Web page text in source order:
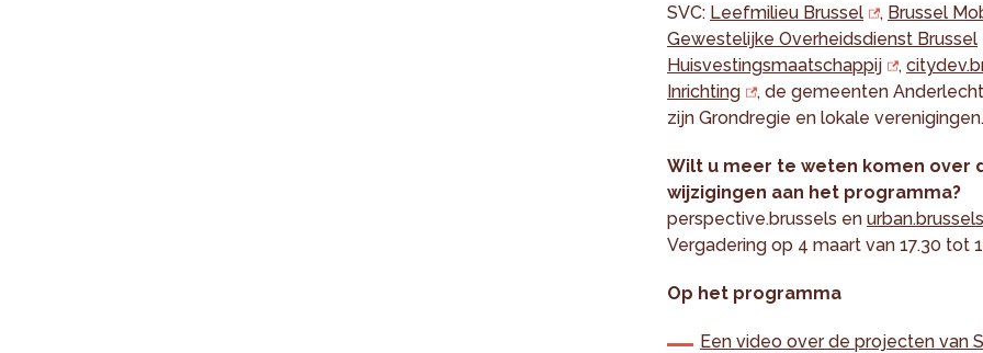
SVC: Leefmilieu Brussel , Brussel
Gewestelijke Overheidsdienst Brussel
Huisvestingsmaatschappij
,
Inrichting
, de gemeenten
zijn Grondregie en lokale
Wilt u meer te weten komen over
wijzigingen aan het programma?
perspective.brussels en
Vergadering op 4 maart van 17.30 tot
Op het programma
Een video over de projecten van